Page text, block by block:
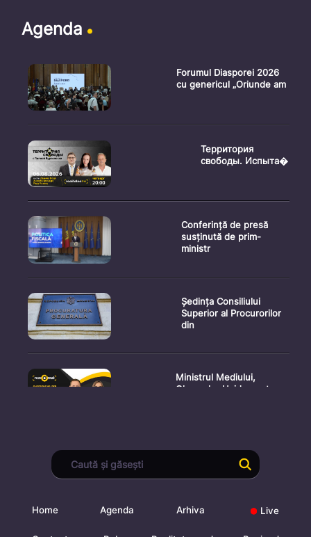
Agenda
Forumul Diasporei 2026
cu genericul „Oriunde am
Территория
свободы. Испыта�
Conferință de presă
susținută de prim-
ministr
Ședința Consiliului
Superior al Procurorilor
din
Ministrul Mediului,
Gheorghe Hajder, este
Consultări publice privind
proiectul de lege pent
Home Agenda Arhiva Live